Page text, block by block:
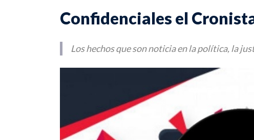
Confidenciales el
Los hechos que son noticia en la política, la